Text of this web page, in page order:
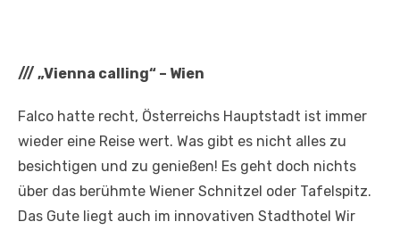
/// „Vienna calling“ – Wien
Falco hatte recht, Österreichs Hauptstadt ist immer
wieder eine Reise wert. Was gibt es nicht alles zu
besichtigen und zu genießen! Es geht doch nichts
über das berühmte Wiener Schnitzel oder Tafelspitz.
Das Gute liegt auch im innovativen Stadthotel Wir